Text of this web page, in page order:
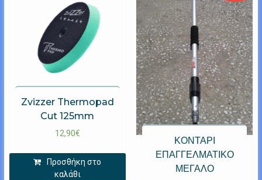
Zvizzer Thermopad
Cut 125mm
12,90€
Προσθήκη στο
καλάθι
ΚΟΝΤΑΡΙ
ΕΠΑΓΓΕΛΜΑΤΙΚΟ
ΜΕΓΑΛΟ